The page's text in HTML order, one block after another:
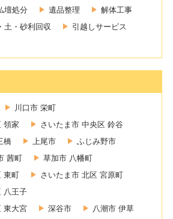
壇処分 遺品整理
解体工事
土・砂利回収
引越しサービス
川口市 栄町
領家
さいたま市 中央区 鈴谷
橋
上尾市
ふじみ野市
茜町
草加市 八幡町
東町
さいたま市 北区 宮原町
八王子
東大宮
深谷市
八潮市 伊草